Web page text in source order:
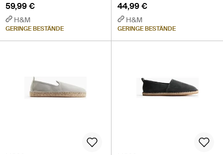
59,99 €
H&M
GERINGE BESTÄNDE
44,99 €
H&M
GERINGE BESTÄNDE